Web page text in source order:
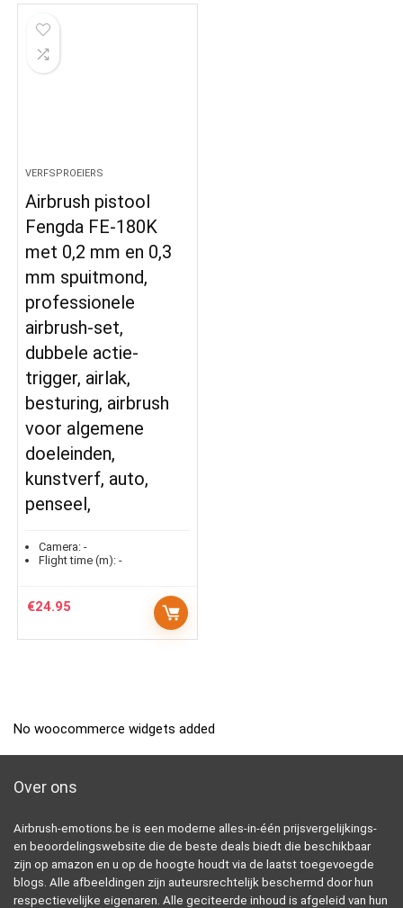
VERFSPROEIERS
Airbrush pistool
Fengda FE-180K
met 0,2 mm en 0,3
mm spuitmond,
professionele
airbrush-set,
dubbele actie-
trigger, airlak,
besturing, airbrush
voor algemene
doeleinden,
kunstverf, auto,
penseel,
Camera: -
Flight time (m): -
€24.95
No woocommerce widgets added
Over ons
Airbrush-emotions.be is een moderne alles-in-één prijsvergelijkings-
en beoordelingswebsite die de beste deals biedt die beschikbaar
zijn op amazon en u op de hoogte houdt via de laatst toegevoegde
blogs. Alle afbeeldingen zijn auteursrechtelijk beschermd door hun
respectievelijke eigenaren. Alle geciteerde inhoud is afgeleid van hun